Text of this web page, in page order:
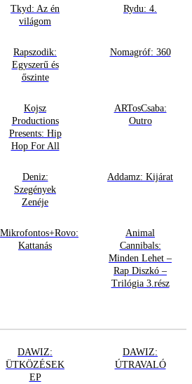
Tkyd: Az én
világom
Rydu: 4.
Rapszodik:
Egyszerű és
őszinte
Nomagróf: 360
Kojsz
Productions
Presents: Hip
Hop For All
ARTosCsaba:
Outro
Deniz:
Szegények
Zenéje
Addamz: Kijárat
Mikrofontos+Rovo:
Kattanás
Animal
Cannibals:
Minden Lehet –
Rap Diszkó –
Trilógia 3.rész
DAWIZ:
ÜTKÖZÉSEK
EP
DAWIZ:
ÚTRAVALÓ